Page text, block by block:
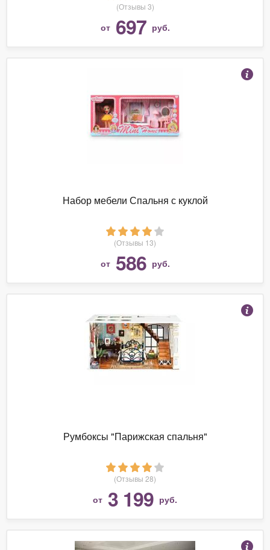
(Отзывы 3)
от 697 руб.
Набор мебели Спальня с куклой
(Отзывы 13)
от 586 руб.
Румбоксы "Парижская спальня"
(Отзывы 28)
от 3 199 руб.